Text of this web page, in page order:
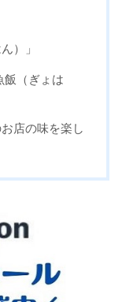
）」
飯（ぎょは
店の味を楽し